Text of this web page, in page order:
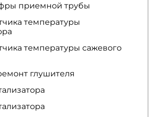
приемной трубы
температуры
температуры сажевого
глушителя